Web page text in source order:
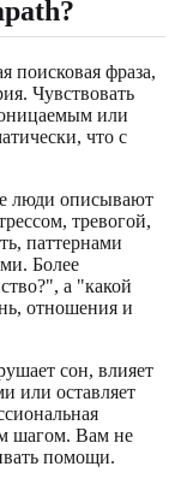
поисковая фраза,
Чувствовать
или
что с
люди описывают
тревогой,
паттернами
Более
а "какой
отношения и
сон, влияет
или оставляет
шагом. Вам не
помощи.